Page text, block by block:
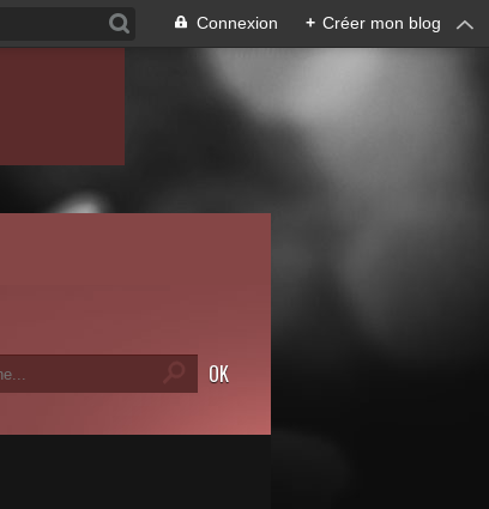
Connexion + Créer mon blog